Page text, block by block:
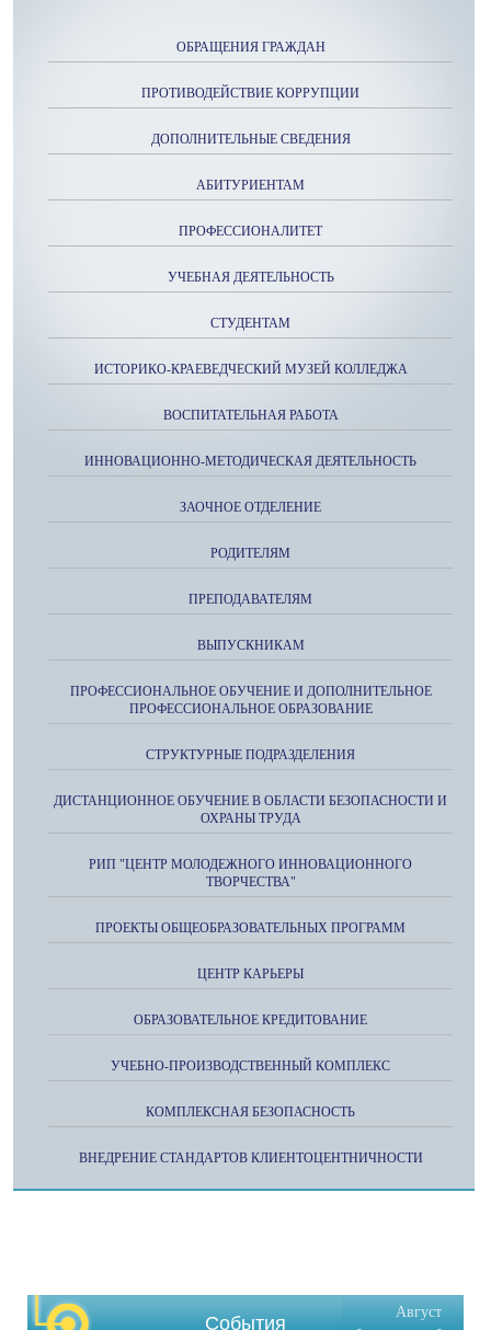
ОБРАЩЕНИЯ ГРАЖДАН
ПРОТИВОДЕЙСТВИЕ КОРРУПЦИИ
ДОПОЛНИТЕЛЬНЫЕ СВЕДЕНИЯ
АБИТУРИЕНТАМ
ПРОФЕССИОНАЛИТЕТ
УЧЕБНАЯ ДЕЯТЕЛЬНОСТЬ
СТУДЕНТАМ
ИСТОРИКО-КРАЕВЕДЧЕСКИЙ МУЗЕЙ КОЛЛЕДЖА
ВОСПИТАТЕЛЬНАЯ РАБОТА
ИННОВАЦИОННО-МЕТОДИЧЕСКАЯ ДЕЯТЕЛЬНОСТЬ
ЗАОЧНОЕ ОТДЕЛЕНИЕ
РОДИТЕЛЯМ
ПРЕПОДАВАТЕЛЯМ
ВЫПУСКНИКАМ
ПРОФЕССИОНАЛЬНОЕ ОБУЧЕНИЕ И ДОПОЛНИТЕЛЬНОЕ
ПРОФЕССИОНАЛЬНОЕ ОБРАЗОВАНИЕ
СТРУКТУРНЫЕ ПОДРАЗДЕЛЕНИЯ
ДИСТАНЦИОННОЕ ОБУЧЕНИЕ В ОБЛАСТИ БЕЗОПАСНОСТИ И
ОХРАНЫ ТРУДА
РИП "ЦЕНТР МОЛОДЕЖНОГО ИННОВАЦИОННОГО
ТВОРЧЕСТВА"
ПРОЕКТЫ ОБЩЕОБРАЗОВАТЕЛЬНЫХ ПРОГРАММ
ЦЕНТР КАРЬЕРЫ
ОБРАЗОВАТЕЛЬНОЕ КРЕДИТОВАНИЕ
УЧЕБНО-ПРОИЗВОДСТВЕННЫЙ КОМПЛЕКС
КОМПЛЕКСНАЯ БЕЗОПАСНОСТЬ
ВНЕДРЕНИЕ СТАНДАРТОВ КЛИЕНТОЦЕНТНИЧНОСТИ
События
Август